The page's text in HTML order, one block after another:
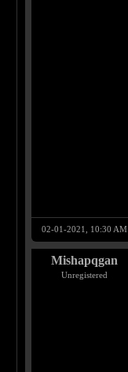
02-01-2021, 10:30 AM
Mishapqgan
Unregistered